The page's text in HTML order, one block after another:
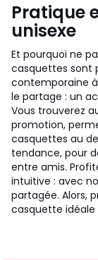
Pratique
unisexe
Et pourquoi ne
casquettes sont
contemporaine
le partage : un
Vous trouverez
promotion,
casquettes au
tendance, pour
entre amis.
intuitive : avec
partagée. Alors,
casquette idéale